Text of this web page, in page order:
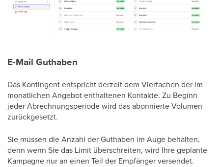
E-Mail Guthaben
Das Kontingent entspricht derzeit dem Vierfachen der im
monatlichen Angebot enthaltenen Kontakte. Zu Beginn
jeder Abrechnungsperiode wird das abonnierte Volumen
zurückgesetzt.
Sie müssen die Anzahl der Guthaben im Auge behalten,
denn wenn Sie das Limit überschreiten, wird Ihre geplante
Kampagne nur an einen Teil der Empfänger versendet.